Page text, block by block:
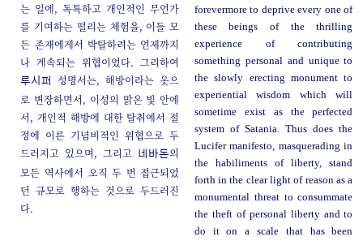
는 일에, 독특하고 개인적인 무언가
를 기여하는 떨리는 체험을, 이들 모
든 존재에게서 박탈하려는 언제까지
나 계속되는 위협이었다. 그리하여
루시퍼
성명서는, 해방이라는 옷으
로 변장하면서, 이성의 맑은 빛 안에
서, 개인적 해방에 대한 탈취에서 절
정에 이른 기념비적인 위협으로 두
드러지고 있으며, 그리고
네바돈의
모든 역사에서 오직 두 번 접근되었
던 규모로 행하는 것으로 두드러진
다.
forevermore to deprive every one of
these beings of the thrilling
experience of contributing
something personal and unique to
the slowly erecting monument to
experiential wisdom which will
sometime exist as the perfected
system of Satania. Thus does the
Lucifer manifesto, masquerading in
the habiliments of liberty, stand
forth in the clear light of reason as a
monumental threat to consummate
the theft of personal liberty and to
do it on a scale that has been